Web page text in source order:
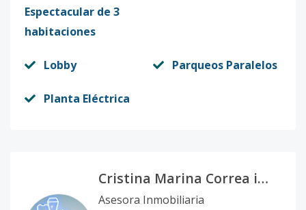
Espectacular de 3
habitaciones
Lobby Parqueos Paralelos
Planta Eléctrica
Cristina Marina Correa infante
Asesora Inmobiliaria